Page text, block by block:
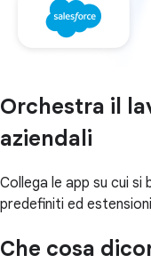
Orchestra il
aziendali
Collega le app su cui
predefiniti ed
Che cosa